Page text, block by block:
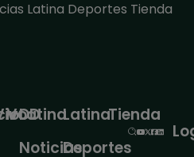
Latina Deportes Tienda
VOD
Latina
Noticias
Latina
Deportes
Tienda